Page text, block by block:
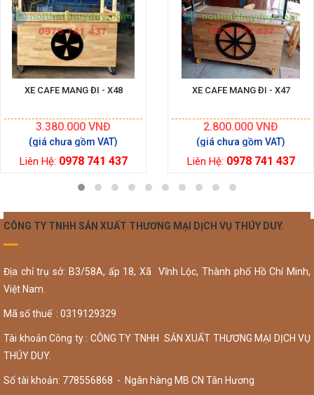
XE CAFE MANG ĐI - X48
3.380.000 VNĐ
Liên Hệ: 0978 741 437
XE CAFE MANG ĐI - X47
2.800.000 VNĐ
Liên Hệ: 0978 741 437
CÔNG TY TNHH SẢN XUẤT THƯƠNG MẠI DỊCH VỤ THÚY DUY.
Địa chỉ trụ sở: B3/58A, ấp 18, Xã Vĩnh Lộc, Thành phố Hồ Chí Minh,
Việt Nam.
Mã số thuế : 0319129329
Tài khoản Công ty : CÔNG TY TNHH SẢN XUẤT THƯƠNG MẠI DỊCH VỤ
THÚY DUY.
Số tài khoản: 778556868 - Ngân hàng MB CN Tân Hương